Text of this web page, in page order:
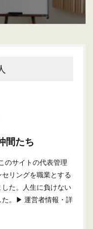
間たち
のサイトの代表管理
リングを職業とする
た。人生に負けない
。
▶ 運営者情報・詳